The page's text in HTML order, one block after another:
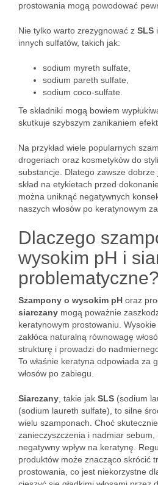
prostowania mogą powodować
Nie tylko warto zrezygnować z SLS i
innych sulfatów, takich jak:
sodium myreth sulfate,
sodium pareth sulfate,
sodium coco-sulfate.
Te składniki mogą bowiem
skutkuje szybszym zanikaniem
Na przykład wiele popularnych
drogeriach oraz kosmetyków do
substancje. Dlatego zawsze dobrze
skład na etykietach przed
można uniknąć negatywnych
naszych włosów po keratynowym
Dlaczego
wysokim pH i
problematyczne?
Szampony o wysokim pH oraz
siarczany mogą poważnie
keratynowym prostowaniu.
zakłóca naturalną równowagę
strukturę i prowadzi do
To właśnie keratyna odpowiada za
włosów po zabiegu.
Siarczany , takie jak SLS (sodium
(sodium laureth sulfate), to silne
wielu szamponach. Choć
zanieczyszczenia i nadmiar
negatywny wpływ na keratynę.
produktów może znacząco skrócić
prostowania, co jest niekorzystne